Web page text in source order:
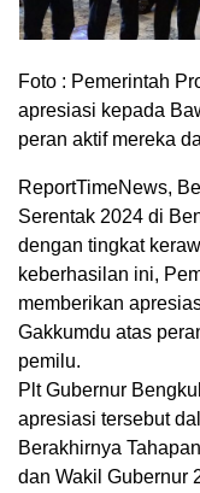
Foto : Pemerintah
apresiasi kepada
peran aktif mereka
ReportTimeNews,
Serentak 2024 di
dengan tingkat
keberhasilan ini,
memberikan
Gakkumdu atas
pemilu.
Plt Gubernur
apresiasi tersebut
Berakhirnya
dan Wakil Gubernur